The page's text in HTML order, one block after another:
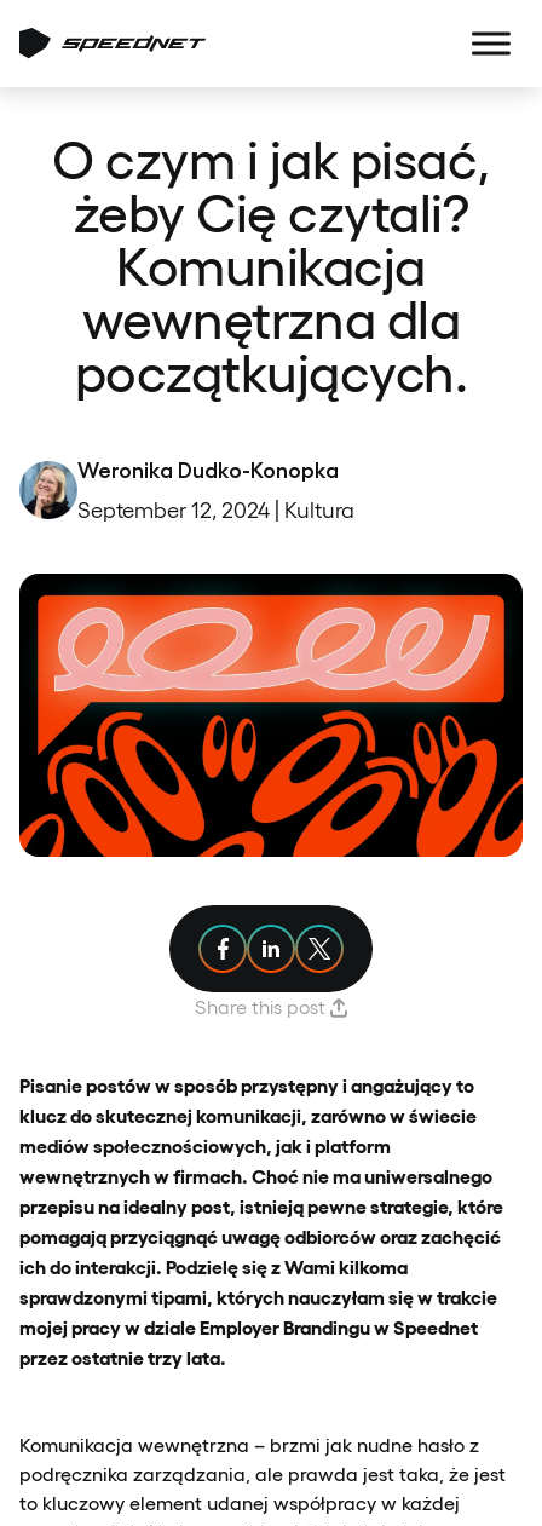
O czym i jak pisać,
żeby Cię czytali?
Komunikacja
wewnętrzna dla
początkujących.
Weronika Dudko-Konopka
September 12, 2024 | Kultura
Share this post
Share article on Facebook
Share article on Linkedin
Share article on X
Pisanie postów w sposób przystępny i angażujący to
klucz do skutecznej komunikacji, zarówno w świecie
mediów społecznościowych, jak i platform
wewnętrznych w firmach. Choć nie ma uniwersalnego
przepisu na idealny post, istnieją pewne strategie, które
pomagają przyciągnąć uwagę odbiorców oraz zachęcić
ich do interakcji. Podzielę się z Wami kilkoma
sprawdzonymi tipami, których nauczyłam się w trakcie
mojej pracy w dziale Employer Brandingu w Speednet
przez ostatnie trzy lata.
Komunikacja wewnętrzna – brzmi jak nudne hasło z
podręcznika zarządzania, ale prawda jest taka, że jest
to kluczowy element udanej współpracy w każdej